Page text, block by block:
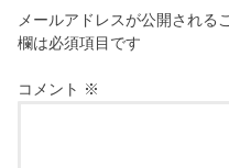
メールアドレスが公開される
欄は必須項目です
コメント ※